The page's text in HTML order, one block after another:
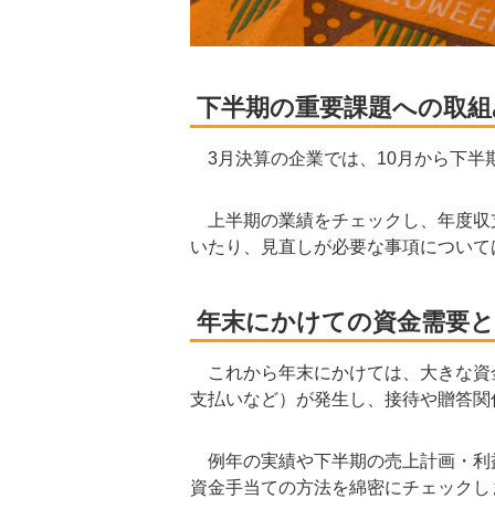
下半期の重要課題への取
3月決算の企業では、10月から下半
上半期の業績をチェックし、年度
いたり、見直しが必要な事項につい
年末にかけての資金需要
これから年末にかけては、大きな
支払いなど）が発生し、接待や贈答
例年の実績や下半期の売上計画・
資金手当ての方法を綿密にチェック